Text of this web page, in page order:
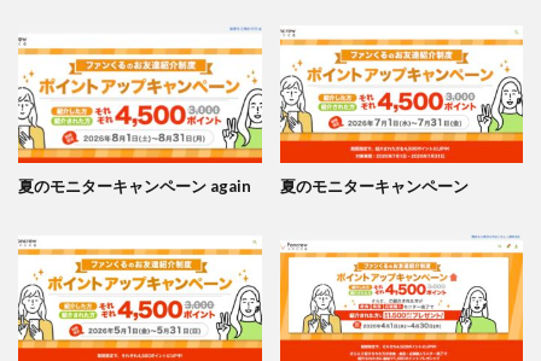
夏のモニターキャンペーン again 夏のモニターキャンペーン